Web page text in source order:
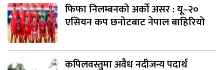
फिफा निलम्बनको अर्को असर : यू–२०
एसियन कप छनोटबाट नेपाल बाहिरियो
कपिलवस्तुमा अवैध नदीजन्य पदार्थ